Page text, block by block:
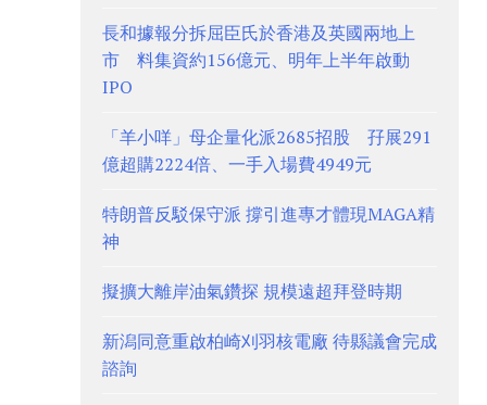
長和據報分拆屈臣氏於香港及英國兩地上
市 料集資約156億元、明年上半年啟動
IPO
「羊小咩」母企量化派2685招股 孖展291
億超購2224倍、一手入場費4949元
特朗普反駁保守派 撐引進專才體現MAGA精
神
擬擴大離岸油氣鑽探 規模遠超拜登時期
新潟同意重啟柏崎刈羽核電廠 待縣議會完成
諮詢